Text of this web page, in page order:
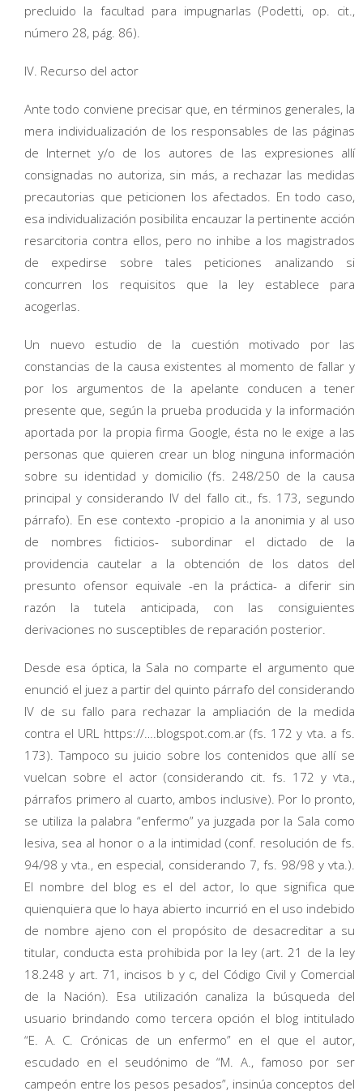
precluido la facultad para impugnarlas (Podetti, op. cit.,
número 28, pág. 86).
IV. Recurso del actor
Ante todo conviene precisar que, en términos generales, la
mera individualización de los responsables de las páginas
de Internet y/o de los autores de las expresiones allí
consignadas no autoriza, sin más, a rechazar las medidas
precautorias que peticionen los afectados. En todo caso,
esa individualización posibilita encauzar la pertinente acción
resarcitoria contra ellos, pero no inhibe a los magistrados
de expedirse sobre tales peticiones analizando si
concurren los requisitos que la ley establece para
acogerlas.
Un nuevo estudio de la cuestión motivado por las
constancias de la causa existentes al momento de fallar y
por los argumentos de la apelante conducen a tener
presente que, según la prueba producida y la información
aportada por la propia firma Google, ésta no le exige a las
personas que quieren crear un blog ninguna información
sobre su identidad y domicilio (fs. 248/250 de la causa
principal y considerando IV del fallo cit., fs. 173, segundo
párrafo). En ese contexto -propicio a la anonimia y al uso
de nombres ficticios- subordinar el dictado de la
providencia cautelar a la obtención de los datos del
presunto ofensor equivale -en la práctica- a diferir sin
razón la tutela anticipada, con las consiguientes
derivaciones no susceptibles de reparación posterior.
Desde esa óptica, la Sala no comparte el argumento que
enunció el juez a partir del quinto párrafo del considerando
IV de su fallo para rechazar la ampliación de la medida
contra el URL https://….blogspot.com.ar (fs. 172 y vta. a fs.
173). Tampoco su juicio sobre los contenidos que allí se
vuelcan sobre el actor (considerando cit. fs. 172 y vta.,
párrafos primero al cuarto, ambos inclusive). Por lo pronto,
se utiliza la palabra “enfermo” ya juzgada por la Sala como
lesiva, sea al honor o a la intimidad (conf. resolución de fs.
94/98 y vta., en especial, considerando 7, fs. 98/98 y vta.).
El nombre del blog es el del actor, lo que significa que
quienquiera que lo haya abierto incurrió en el uso indebido
de nombre ajeno con el propósito de desacreditar a su
titular, conducta esta prohibida por la ley (art. 21 de la ley
18.248 y art. 71, incisos b y c, del Código Civil y Comercial
de la Nación). Esa utilización canaliza la búsqueda del
usuario brindando como tercera opción el blog intitulado
“E. A. C. Crónicas de un enfermo” en el que el autor,
escudado en el seudónimo de “M. A., famoso por ser
campeón entre los pesos pesados”, insinúa conceptos del